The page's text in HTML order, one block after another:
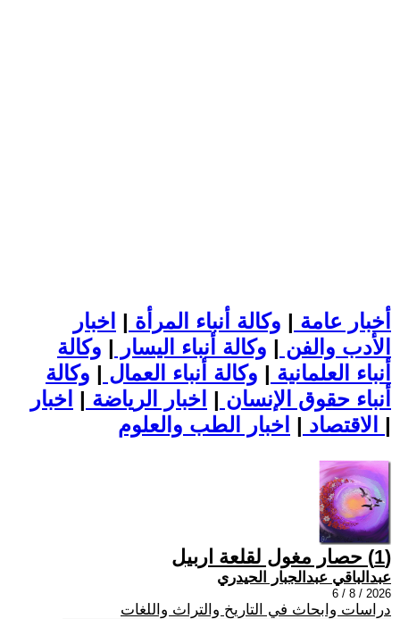
أخبار عامة | وكالة أنباء المرأة | اخبار
الأدب والفن | وكالة أنباء اليسار | وكالة
أنباء العلمانية | وكالة أنباء العمال | وكالة
أنباء حقوق الإنسان | اخبار الرياضة | اخبار
الاقتصاد | |
(1) حصار مغول لقلعة اربيل
عبدالباقي عبدالجبار الحيدري
2026 / 8 / 6
دراسات وابحاث في التاريخ والتراث واللغات